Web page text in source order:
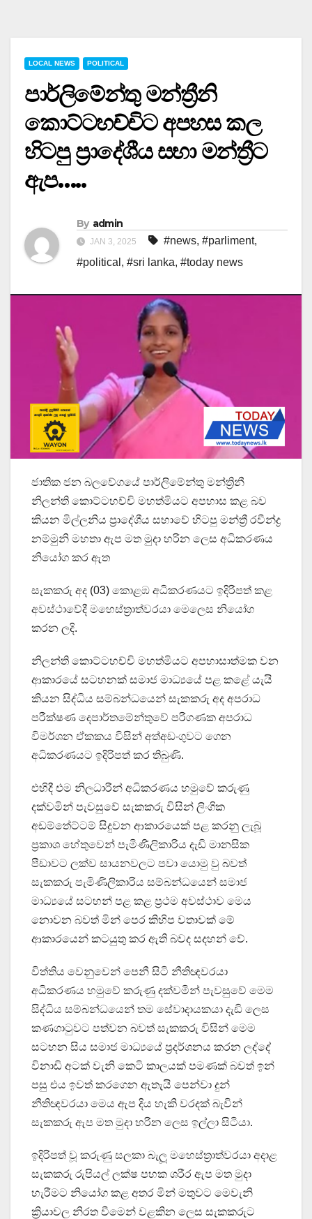
LOCAL NEWS POLITICAL
පාර්ලිමේන්තු මන්ත්‍රීනි
කොට්ටහච්චිට අපහස කල
හිටපු ප්‍රාදේශීය සභා මන්ත්‍රීට
ඇප…..
By admin
JAN 3, 2025 #news, #parliment,
#political , #sri lanka, #today news
ජාතික ජන බලවේගයේ පාර්ලිමේන්තු මන්ත්‍රිනී
නිලන්ති කොට්ටහච්චි මහත්මියට අපහාස කළ බව
කියන මිල්ලනිය ප්‍රාදේශීය සභාවේ හිටපු මන්ත්‍රී රවීන්ද්‍ර
නම්මුනි මහතා ඇප මත මුදා හරින ලෙස අධිකරණය
නියෝග කර ඇත
සැකකරු අද (03) කොළඹ අධිකරණයට ඉදිරිපත් කළ
අවස්ථාවේදී මහෙස්ත්‍රාත්වරයා මෙලෙස නියෝග
කරන ලදි.
නිලන්ති කොට්ටහච්චි මහත්මියට අපහාසාත්මක වන
ආකාරයේ සටහනක් සමාජ මාධ්‍යයේ පළ කළේ යැයි
කියන සිද්ධිය සම්බන්ධයෙන් සැකකරු අද අපරාධ
පරීක්ෂණ දෙපාර්තමේන්තුවේ පරිගණක අපරාධ
විමර්ශන ඒකකය විසින් අත්අඩංගුවට ගෙන
අධිකරණයට ඉදිරිපත් කර තිබුණි.
එහිදී එම නිලධාරීන් අධිකරණය හමුවේ කරුණු
දක්වමින් පැවසුවේ සැකකරු විසින් ලිංගික
අඩම්තේට්ටම් සිදුවන ආකාරයෙක් පළ කරනු ලැබූ
ප්‍රකාශ හේතුවෙන් පැමිණිලිකාරිය දැඩි මානසික
පීඩාවට ලක්ව සායනවලට පවා යොමු වු බවත්
සැකකරු පැමිණිලිකාරිය සම්බන්ධයෙන් සමාජ
මාධ්‍යයේ සටහන් පළ කළ ප්‍රථම අවස්ථාව මෙය
නොවන බවත් මින් පෙර කිහිප වතාවක් මේ
ආකාරයෙන් කටයුතු කර ඇති බවද සදහන් වේ.
විත්තිය වෙනුවෙන් පෙනී සිටි නීතිඥවරයා
අධිකරණය හමුවේ කරුණු දක්වමින් පැවසුවේ මෙම
සිද්ධිය සම්බන්ධයෙන් තම සේවාදායකයා දැඩි ලෙස
කණගාටුවට පත්වන බවත් සැකකරු විසින් මෙම
සටහන සිය සමාජ මාධ්‍යයේ ප්‍රදර්ශනය කරන ලද්දේ
විනාඩි අටක් වැනි කෙටි කාලයක් පමණක් බවත් ඉන්
පසු එය ඉවත් කරගෙන ඇතැයි පෙන්වා දුන්
නීතිඥවරයා මෙය ඇප දිය හැකි වරදක් බැවින්
සැකකරු ඇප මත මුදා හරින ලෙස ඉල්ලා සිටියා.
ඉදිරිපත් වූ කරුණු සලකා බැලූ මහෙස්ත්‍රාත්වරයා අදාළ
සැකකරු රුපියල් ලක්ෂ පහක ශරීර ඇප මත මුදා
හැරීමට නියෝග කළ අතර මින් මතුවට මෙවැනි
ක්‍රියාවල නිරත වීමෙන් වළකින ලෙස සැකකරුට